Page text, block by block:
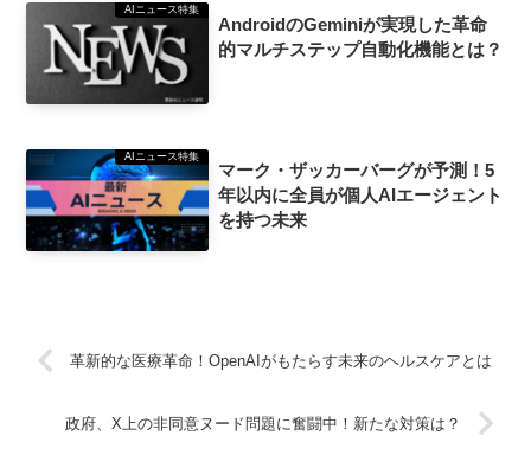
AIニュース特集
AndroidのGeminiが実現した革命
的マルチステップ自動化機能とは？
AIニュース特集
マーク・ザッカーバーグが予測！5
年以内に全員が個人AIエージェント
を持つ未来
革新的な医療革命！OpenAIがもたらす未来のヘルスケアとは
政府、X上の非同意ヌード問題に奮闘中！新たな対策は？